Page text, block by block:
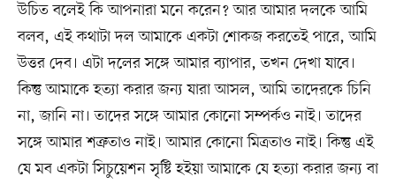
উচিত বলেই কি আপনারা মনে করেন? আর আমার দলকে আমি
বলব, এই কথাটা দল আমাকে একটা শোকজ করতেই পারে, আমি
উত্তর দেব। এটা দলের সঙ্গে আমার ব্যাপার, তখন দেখা যাবে।
কিন্তু আমাকে হত্যা করার জন্য যারা আসল, আমি তাদেরকে চিনি
না, জানি না। তাদের সঙ্গে আমার কোনো সম্পর্কও নাই। তাদের
সঙ্গে আমার শত্রুতাও নাই। আমার কোনো মিত্রতাও নাই। কিন্তু এই
যে মব একটা সিচুয়েশন সৃষ্টি হইয়া আমাকে যে হত্যা করার জন্য বা